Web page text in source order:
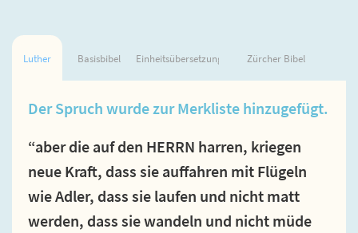
Luther Basisbibel Einheitsübersetzung Zürcher Bibel
Der Spruch wurde zur Merkliste hinzugefügt.
“aber die auf den HERRN harren, kriegen
neue Kraft, dass sie auffahren mit Flügeln
wie Adler, dass sie laufen und nicht matt
werden, dass sie wandeln und nicht müde